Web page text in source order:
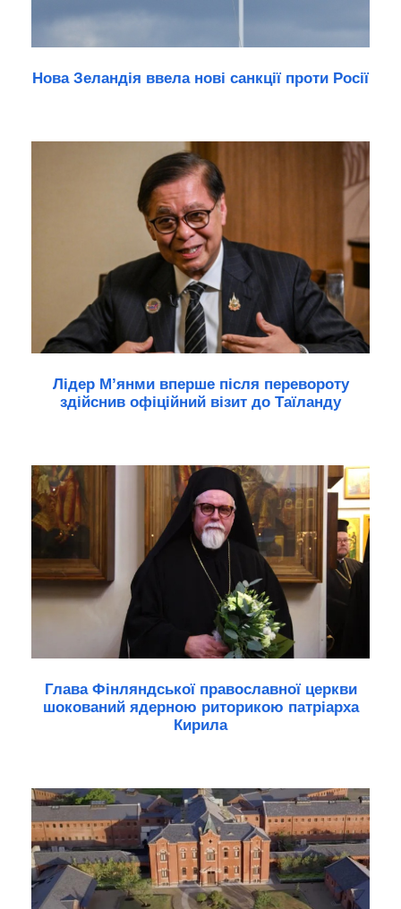
Нова Зеландія ввела нові санкції проти Росії
Лідер М’янми вперше після перевороту
здійснив офіційний візит до Таїланду
Глава Фінляндської православної церкви
шокований ядерною риторикою патріарха
Кирила